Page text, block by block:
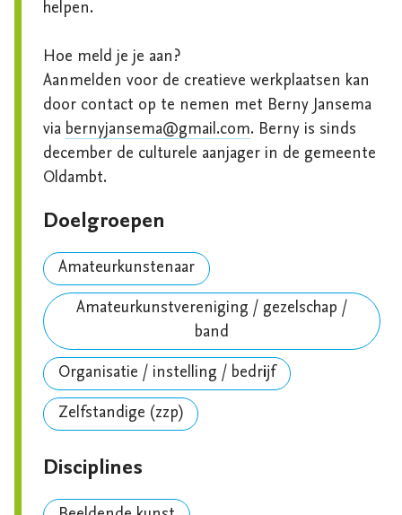
helpen.
Hoe meld je je aan?
Aanmelden voor de creatieve werkplaatsen kan
door contact op te nemen met Berny Jansema
via bernyjansema@gmail.com. Berny is sinds
december de culturele aanjager in de gemeente
Oldambt.
Doelgroepen
Amateurkunstenaar
Amateurkunstvereniging / gezelschap /
band
Organisatie / instelling / bedrijf
Zelfstandige (zzp)
Disciplines